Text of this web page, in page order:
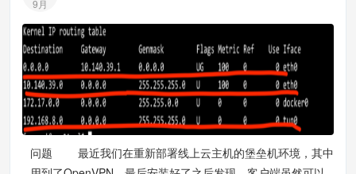
9月
问题 最近我们在重新部署线上云主机的堡垒机环境，其中